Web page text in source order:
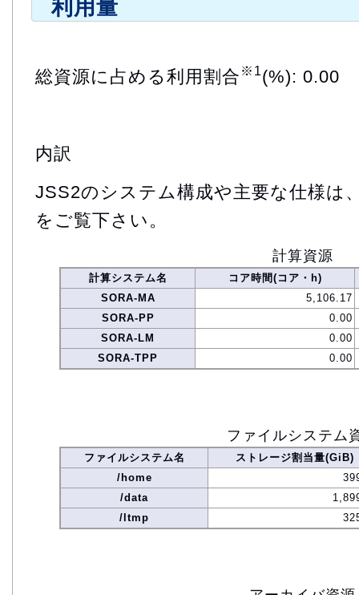
利用量
総資源に占める利用割合 ※1 (%): 0.00
内訳
JSS2のシステム構成や主要な仕様は
をご覧下さい。
計算資源
計算システム名
コア時間(コア・h)
SORA-MA
5,106.17
SORA-PP
0.00
SORA-LM
0.00
SORA-TPP
0.00
ファイルシステム
ファイルシステム名
ストレージ割当量(GiB)
/home
/data
/ltmp